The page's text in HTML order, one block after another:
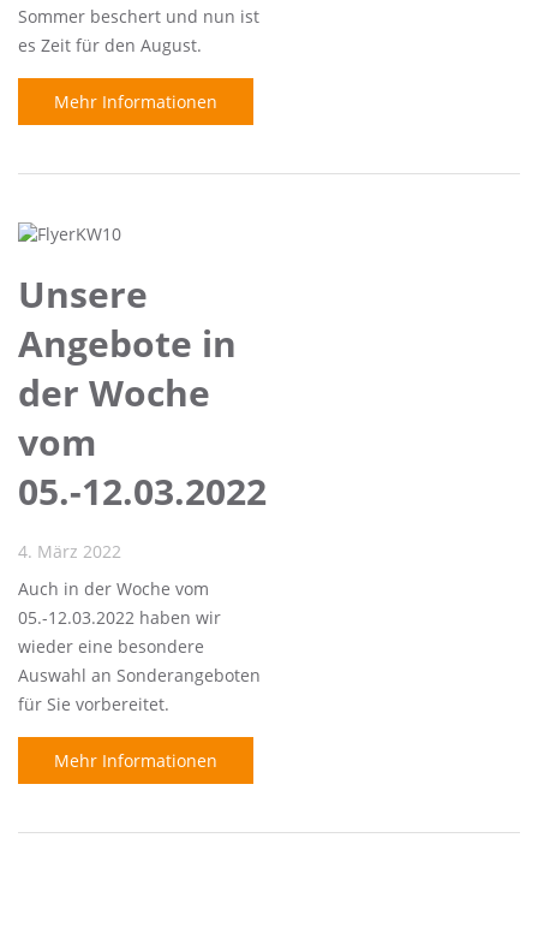
Sommer beschert und nun ist
es Zeit für den August.
Mehr Informationen
Unsere
Angebote in
der Woche
vom
05.-12.03.2022
4. März 2022
Auch in der Woche vom
05.-12.03.2022 haben wir
wieder eine besondere
Auswahl an Sonderangeboten
für Sie vorbereitet.
Mehr Informationen